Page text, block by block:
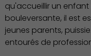
qu'accueillir un
bouleversante, il est
jeunes parents,
entourés de